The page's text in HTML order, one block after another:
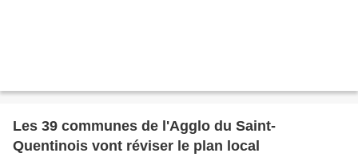
Les 39 communes de l'Agglo du Saint-
Quentinois vont réviser le plan local